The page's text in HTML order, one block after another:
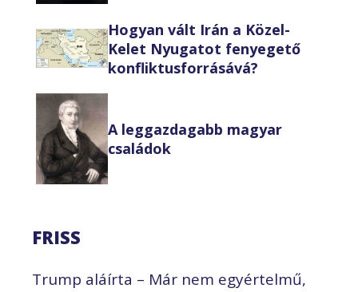
Hogyan vált Irán a Közel-
Kelet Nyugatot fenyegető
konfliktusforrásává?
A leggazdagabb magyar
családok
FRISS
Trump aláírta – Már nem egyértelmű,